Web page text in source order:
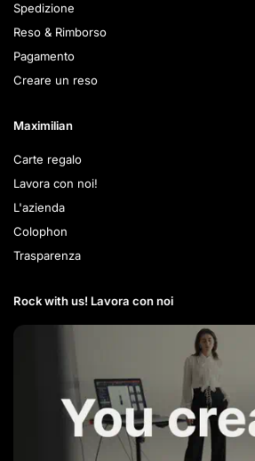
Spedizione
Reso & Rimborso
Pagamento
Creare un reso
Maximilian
Carte regalo
Lavora con noi!
L'azienda
Colophon
Trasparenza
Rock with us! Lavora con noi​